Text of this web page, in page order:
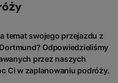
temat swojego przejazdu z
Odpowiedzieliśmy
przez naszych
Ci w zaplanowaniu podróży.